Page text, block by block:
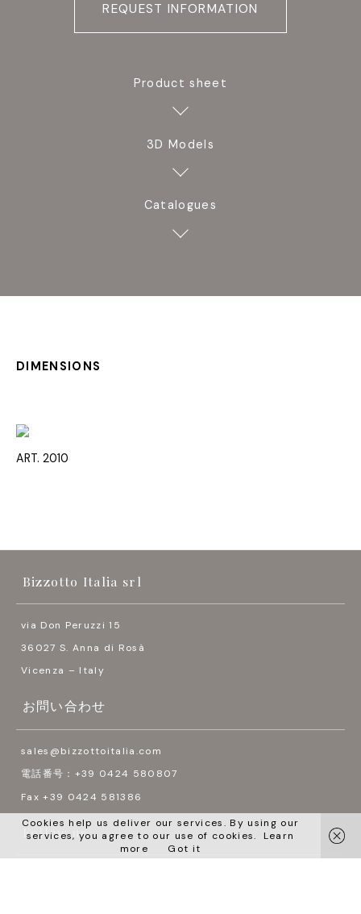
REQUEST INFORMATION
Product sheet
3D Models
Catalogues
DIMENSIONS
ART. 2010
Bizzotto Italia srl
via Don Peruzzi 15
36027 S. Anna di Rosà
Vicenza – Italy
お問い合わせ
sales@bizzottoitalia.com
電話番号：+39 0424 580807
Fax +39 0424 581386
Follow us
Cookies help us deliver our services. By using our
services, you agree to our use of cookies.
Learn
more
Got it